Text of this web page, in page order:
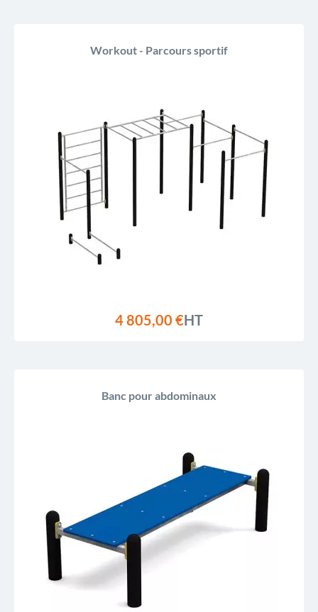
Workout - Parcours sportif
4 805,00 €HT
Banc pour abdominaux